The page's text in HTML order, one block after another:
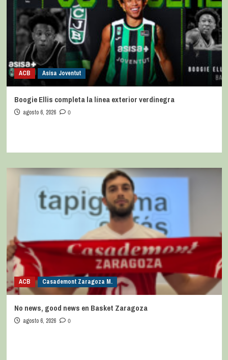
ACB Asisa Joventut
Boogie Ellis completa la línea exterior verdinegra
agosto 6, 2026 0
ACB Casademont Zaragoza M.
No news, good news en Basket Zaragoza
agosto 6, 2026 0